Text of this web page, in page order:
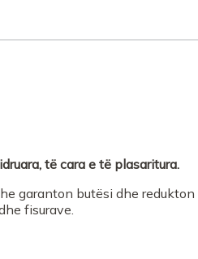
të cara e të plasaritura.
garanton butësi dhe redukton
fisurave.